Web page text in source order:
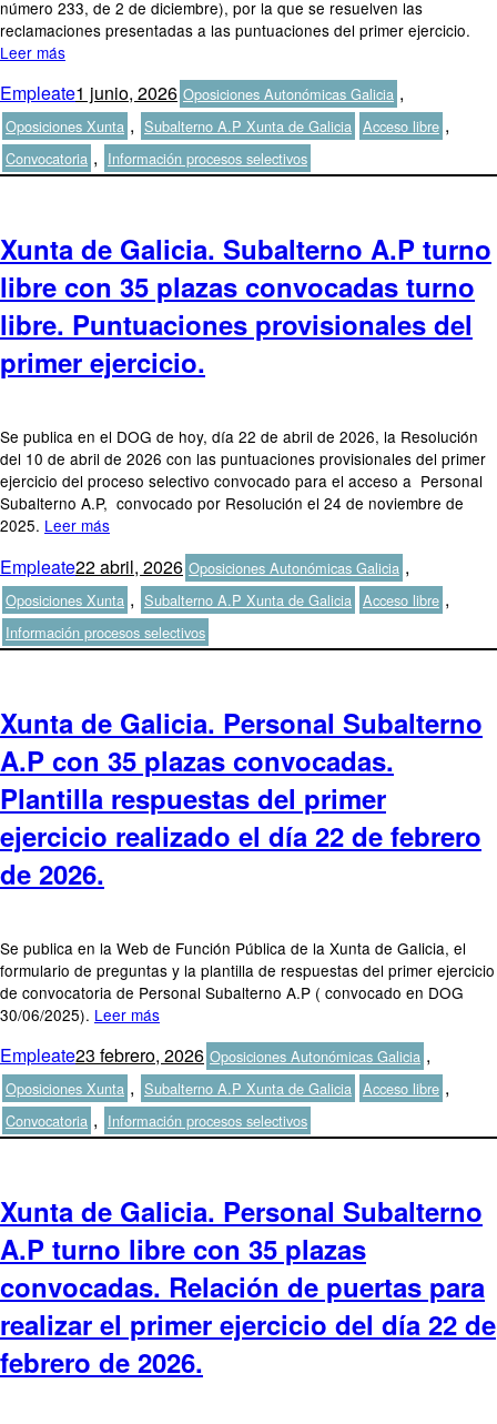
número 233, de 2 de diciembre), por la que se resuelven las
reclamaciones presentadas a las puntuaciones del primer ejercicio.
Leer más
Autor
EmpleatePublicado
el
1 junio, 2026Categorías
Oposiciones Autonómicas Galicia ,
Oposiciones Xunta , Subalterno A.P Xunta de Galicia Etiquetas
Acceso libre ,
Convocatoria , Información procesos selectivos
Xunta de Galicia. Subalterno A.P turno
libre con 35 plazas convocadas turno
libre. Puntuaciones provisionales del
primer ejercicio.
Se publica en el DOG de hoy, día 22 de abril de 2026, la Resolución
del 10 de abril de 2026 con las puntuaciones provisionales del primer
ejercicio del proceso selectivo convocado para el acceso a Personal
Subalterno A.P, convocado por Resolución el 24 de noviembre de
2025. Leer más
Autor
EmpleatePublicado
el
22 abril, 2026Categorías
Oposiciones Autonómicas Galicia ,
Oposiciones Xunta , Subalterno A.P Xunta de Galicia Etiquetas
Acceso libre ,
Información procesos selectivos
Xunta de Galicia. Personal Subalterno
A.P con 35 plazas convocadas.
Plantilla respuestas del primer
ejercicio realizado el día 22 de febrero
de 2026.
Se publica en la Web de Función Pública de la Xunta de Galicia, el
formulario de preguntas y la plantilla de respuestas del primer ejercicio
de convocatoria de Personal Subalterno A.P ( convocado en DOG
30/06/2025). Leer más
Autor
EmpleatePublicado
el
23 febrero, 2026Categorías
Oposiciones Autonómicas Galicia ,
Oposiciones Xunta , Subalterno A.P Xunta de Galicia Etiquetas
Acceso libre ,
Convocatoria , Información procesos selectivos
Xunta de Galicia. Personal Subalterno
A.P turno libre con 35 plazas
convocadas. Relación de puertas para
realizar el primer ejercicio del día 22 de
febrero de 2026.